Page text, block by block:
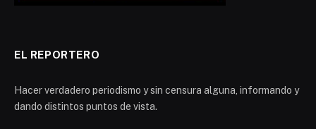
EL REPORTERO
Hacer verdadero periodismo y sin censura alguna, informando y
dando distintos puntos de vista.